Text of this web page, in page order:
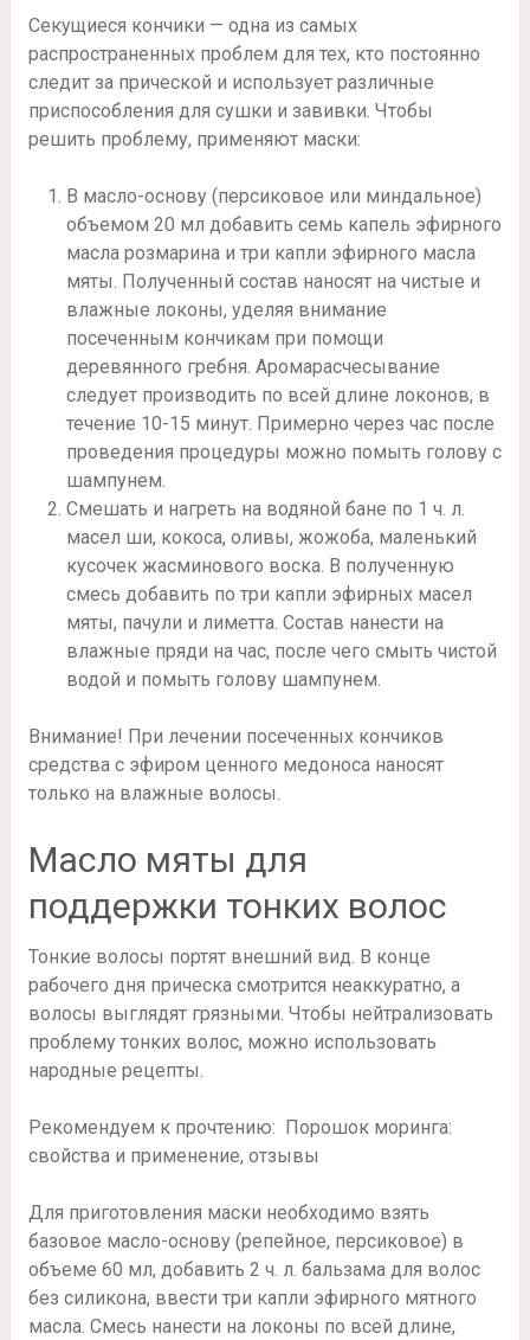
Секущиеся кончики — одна из самых
распространенных проблем для тех, кто постоянно
следит за прической и использует различные
приспособления для сушки и завивки. Чтобы
решить проблему, применяют маски:
В масло-основу (персиковое или миндальное)
объемом 20 мл добавить семь капель эфирного
масла розмарина и три капли эфирного масла
мяты. Полученный состав наносят на чистые и
влажные локоны, уделяя внимание
посеченным кончикам при помощи
деревянного гребня. Аромарасчесывание
следует производить по всей длине локонов, в
течение 10-15 минут. Примерно через час после
проведения процедуры можно помыть голову с
шампунем.
Смешать и нагреть на водяной бане по 1 ч. л.
масел ши, кокоса, оливы, жожоба, маленький
кусочек жасминового воска. В полученную
смесь добавить по три капли эфирных масел
мяты, пачули и лиметта. Состав нанести на
влажные пряди на час, после чего смыть чистой
водой и помыть голову шампунем.
Внимание! При лечении посеченных кончиков
средства с эфиром ценного медоноса наносят
только на влажные волосы.
Масло мяты для
поддержки тонких волос
Тонкие волосы портят внешний вид. В конце
рабочего дня прическа смотрится неаккуратно, а
волосы выглядят грязными. Чтобы нейтрализовать
проблему тонких волос, можно использовать
народные рецепты.
Рекомендуем к прочтению: Порошок моринга:
свойства и применение, отзывы
Для приготовления маски необходимо взять
базовое масло-основу (репейное, персиковое) в
объеме 60 мл, добавить 2 ч. л. бальзама для волос
без силикона, ввести три капли эфирного мятного
масла. Смесь нанести на локоны по всей длине,